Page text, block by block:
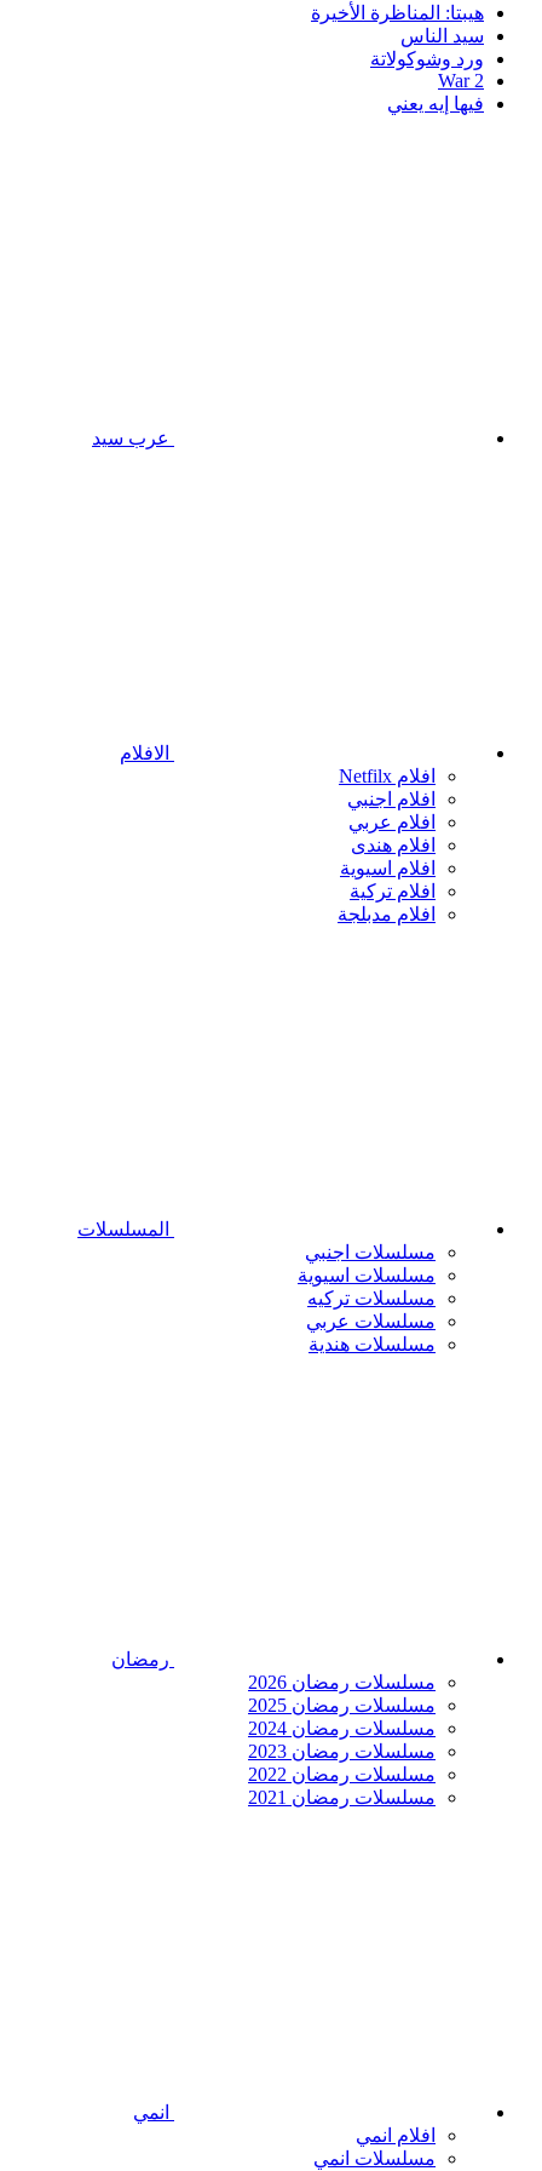
هيبتا: المناظرة الأخيرة
سيد الناس
ورد وشوكولاتة
War 2
فيها إيه يعني
عرب سيد
الافلام
افلام Netfilx
افلام اجنبي
افلام عربي
افلام هندى
افلام اسيوية
افلام تركية
افلام مدبلجة
المسلسلات
مسلسلات اجنبي
مسلسلات اسيوية
مسلسلات تركيه
مسلسلات عربي
مسلسلات هندية
رمضان
مسلسلات رمضان 2026
مسلسلات رمضان 2025
مسلسلات رمضان 2024
مسلسلات رمضان 2023
مسلسلات رمضان 2022
مسلسلات رمضان 2021
انمي
افلام انمي
مسلسلات انمي